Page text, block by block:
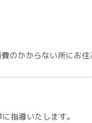
のかからない所にお
指導いたします。